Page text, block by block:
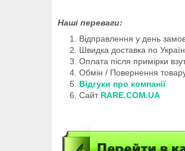
Наші переваги:
Відправлення у день
Швидка доставка по
Оплата після примірки
Обмін / Повернення
Відгуки про компанії
Сайт RARE.COM.UA